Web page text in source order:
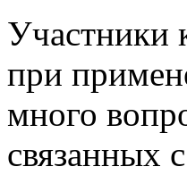
Участники
при
много
связанных